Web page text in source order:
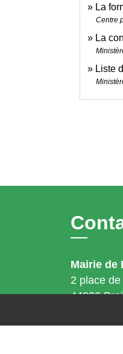
La
Centre
La
Liste
Mairie de
2 place
44830
+33 2 40
Contact